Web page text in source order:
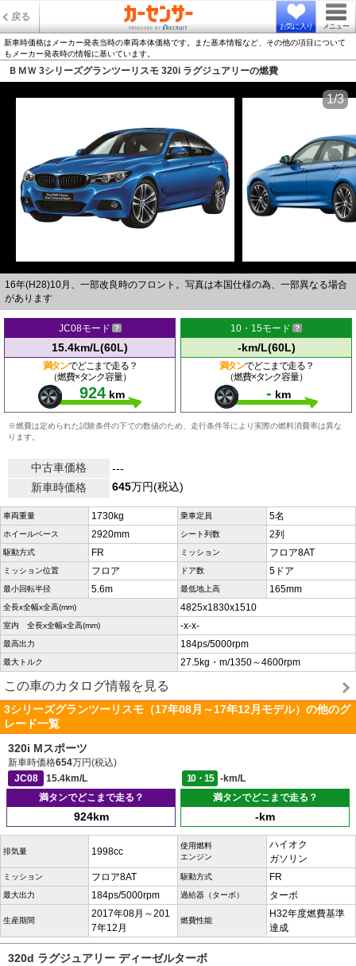
戻る
お気に入り メニュー
新車時価格はメーカー発表当時の車両本体価格です。また基本情報など、その他の項目について
もメーカー発表時の情報に基いています。
ＢＭＷ 3シリーズグランツーリスモ 320i ラグジュアリーの燃費
16年(H28)10月、一部改良時のフロント。写真は本国仕様の為、一部異なる場合
があります
1/3
JC08モード
15.4km/L(60L)
満タンでどこまで走る？
（燃費×タンク容量）
924 km
10・15モード
-km/L(60L)
満タンでどこまで走る？
（燃費×タンク容量）
- km
※燃費は定められた試験条件の下での数値のため、走行条件等により実際の燃料消費率は異な
ります。
中古車価格
---
新車時価格
645万円(税込)
車両重量 1730kg 乗車定員 5名
ホイールベース 2920mm シート列数 2列
駆動方式 FR ミッション フロア8AT
ミッション位置 フロア ドア数 5ドア
最小回転半径 5.6m 最低地上高 165mm
全長x全幅x全高(mm) 4825x1830x1510
室内 全長x全幅x全高(mm) -x-x-
最高出力 184ps/5000rpm
最大トルク 27.5kg・m/1350～4600rpm
この車のカタログ情報を見る
3シリーズグランツーリスモ（17年08月～17年12月モデル）の他のグ
レード一覧
320i Mスポーツ
新車時価格654万円(税込)
JC08
15.4km/L 10・15
-km/L
満タンでどこまで走る？
924km
満タンでどこまで走る？
-km
排気量 1998cc
使用燃料
エンジン
ハイオク
ガソリン
ミッション フロア8AT 駆動方式 FR
最大出力 184ps/5000rpm 過給器（ターボ） ターボ
生産期間
2017年08月～201
7年12月
燃費性能
H32年度燃費基準
達成
320d ラグジュアリー ディーゼルターボ